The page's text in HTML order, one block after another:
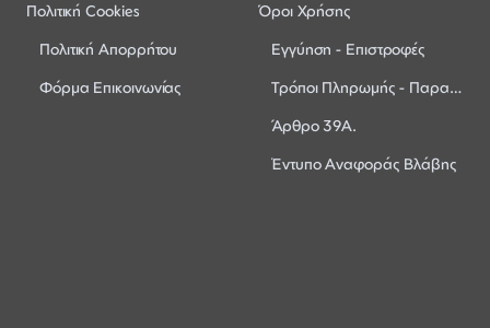
Πολιτική Cookies
Πολιτική Απορρήτου
Φόρμα Επικοινωνίας
Όροι Χρήσης
Εγγύηση - Επιστροφές
Τρόποι Πληρωμής - Παραλαβής
Άρθρο 39Α.
Έντυπο Αναφοράς Βλάβης